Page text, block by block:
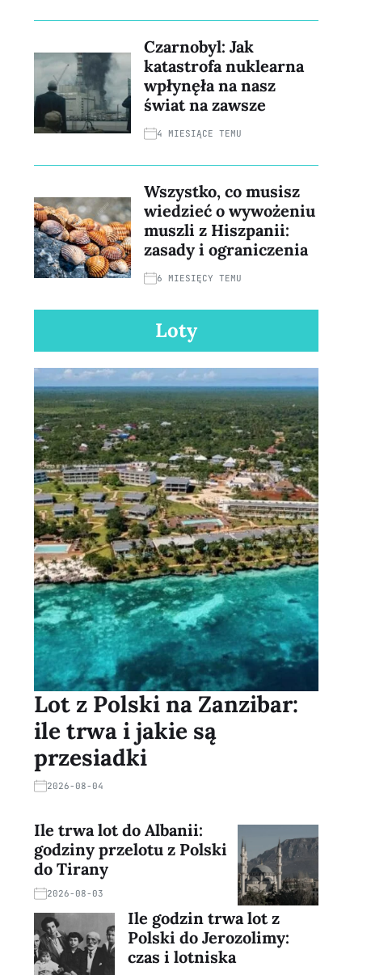
Czarnobyl: Jak
katastrofa nuklearna
wpłynęła na nasz
świat na zawsze
4 MIESIĄCE TEMU
Wszystko, co musisz
wiedzieć o wywożeniu
muszli z Hiszpanii:
zasady i ograniczenia
6 MIESIĘCY TEMU
Loty
Lot z Polski na Zanzibar:
ile trwa i jakie są
przesiadki
2026-08-04
Ile trwa lot do Albanii:
godziny przelotu z Polski
do Tirany
2026-08-03
Ile godzin trwa lot z
Polski do Jerozolimy:
czas i lotniska